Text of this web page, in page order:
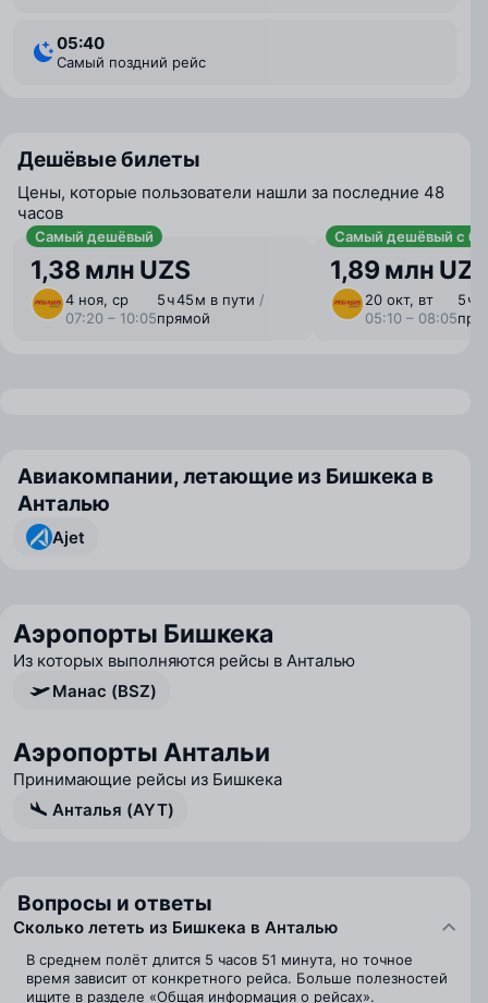
05:40
Самый поздний рейс
Дешёвые билеты
Цены, которые пользователи нашли за последние 48
часов
Самый дешёвый
1,38 млн UZS
4 ноя, ср
07:20 – 10:05
5 ⁠ч 45 ⁠м в пути /
прямой
Самый дешёвый с
1,89 млн
20 окт, вт
05:10 – 08:05
5 ⁠ч
Авиакомпании, летающие из Бишкека в
Анталью
Ajet
Аэропорты Бишкека
Из которых выполняются рейсы в Анталью
Манас (BSZ)
Аэропорты Антальи
Принимающие рейсы из Бишкека
Анталья (AYT)
Вопросы и ответы
Сколько лететь из Бишкека в Анталью
В среднем полёт длится 5 часов 51 минута, но точное
время зависит от конкретного рейса. Больше полезностей
ищите в разделе «Общая информация о рейсах».